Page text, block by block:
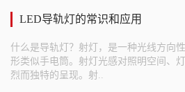
LED导轨灯的常识和应用
什么是导轨灯？射灯，是一种光线方向
形类似手电筒。射灯光感对照明空间、
烈而独特的呈现。射..